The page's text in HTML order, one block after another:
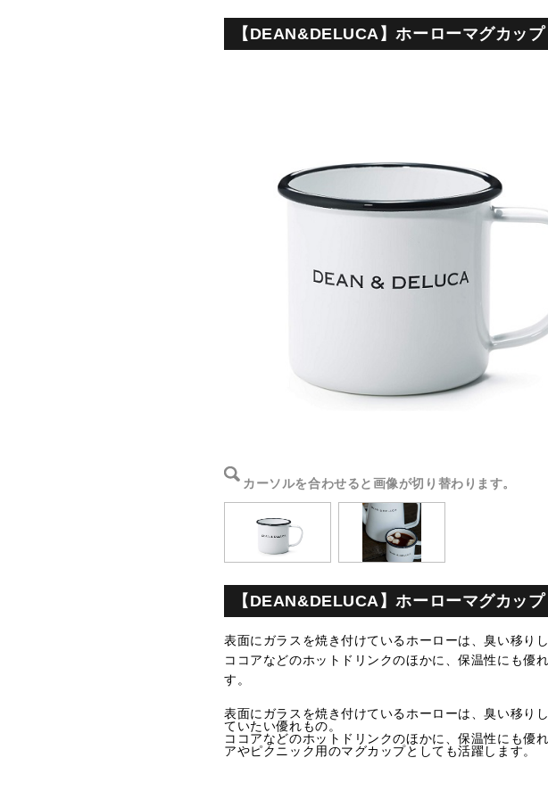
【DEAN&DELUCA】ホーローマグカッ
カーソルを合わせると画像が切り替わります。
【DEAN&DELUCA】ホーローマグカッ
表面にガラスを焼き付けているホーローは、臭い移り
ココアなどのホットドリンクのほかに、保温性にも優
す。
表面にガラスを焼き付けているホーローは、臭い移り
ていたい優れもの。
ココアなどのホットドリンクのほかに、保温性にも優
アやピクニック用のマグカップとしても活躍します。